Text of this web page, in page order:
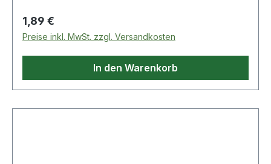
Regulärer Preis:
1,89 €
Preise inkl. MwSt. zzgl. Versandkosten
In den Warenkorb